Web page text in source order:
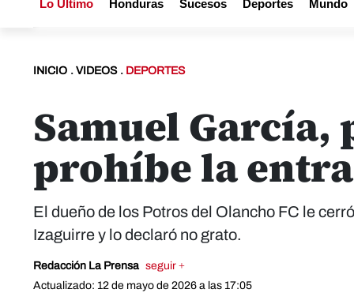
Lo Último Honduras Sucesos Deportes Mundo
INICIO . VIDEOS . DEPORTES
Samuel García,
prohíbe la
El dueño de los Potros del Olancho FC le
Izaguirre y lo declaró no grato.
Redacción La Prensa seguir +
Actualizado: 12 de mayo de 2026 a las 17:05